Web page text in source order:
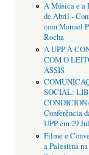
A Música e a
de Abril -
com Manuel
Rocha
A UPP À
COM O
ASSIS
SOCIAL:
Conferência
UPP em 29
Filme e
a Palestina